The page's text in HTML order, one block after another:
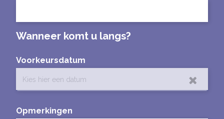
Wanneer komt u langs?
Voorkeursdatum
Opmerkingen